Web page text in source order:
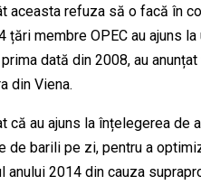
aceasta refuza să o facă în
țări membre OPEC au ajuns
dată din 2008, au
din Viena.
că au ajuns la înțelegerea
de barili pe zi, pentru a
anului 2014 din cauza